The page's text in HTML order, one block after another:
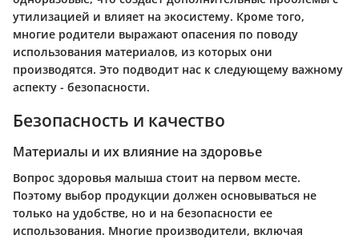
утилизацией и влияет на экосистему. Кроме того,
многие родители выражают опасения по поводу
использования материалов, из которых они
производятся. Это подводит нас к следующему важному
аспекту - безопасности.
Безопасность и качество
Материалы и их влияние на здоровье
Вопрос здоровья малыша стоит на первом месте.
Поэтому выбор продукции должен основываться не
только на удобстве, но и на безопасности ее
использования. Многие производители, включая